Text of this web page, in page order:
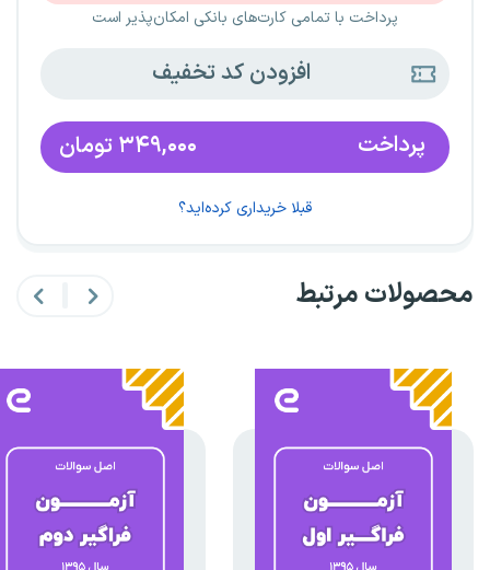
پرداخت با تمامی کارت‌های بانکی امکان‌پذیر است
افزودن کد تخفیف
پرداخت ۳۴۹,۰۰۰ تومان
قبلا خریداری کرده‌اید؟
محصولات مرتبط